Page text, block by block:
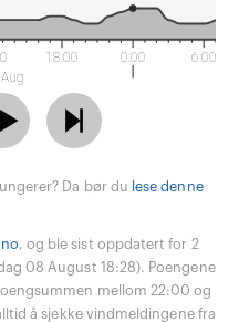
18:00 0:00 6:00
Da bør du lese denne
, og ble sist oppdatert for 2
08 August 18:28). Poengene
mellom 22:00 og
å sjekke vindmeldingene fra